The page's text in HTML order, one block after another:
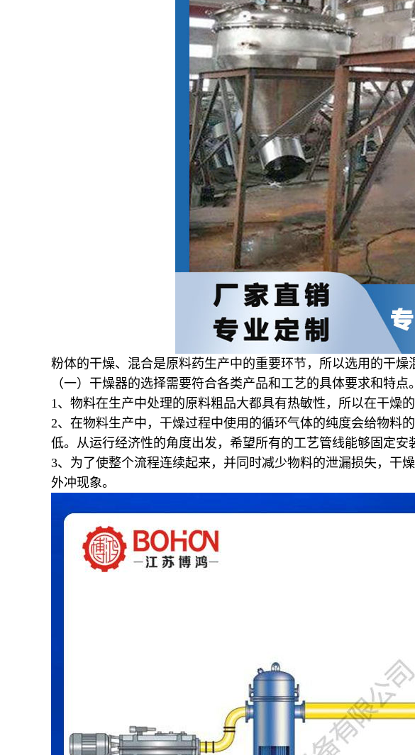
粉体的干燥、混合是原料药生产中的重要环节，所以选用的干燥
（一）干燥器的选择需要符合各类产品和工艺的具体要求和特点
1 、物料在生产中处理的原料粗品大都具有热敏性，所以在干燥
2、在物料生产中，干燥过程中使用的循环气体的纯度会给物料
低。从运行经济性的角度出发，希望所有的工艺管线能够固定安
3、为了使整个流程连续起来，并同时减少物料的泄漏损失，干
外冲现象。